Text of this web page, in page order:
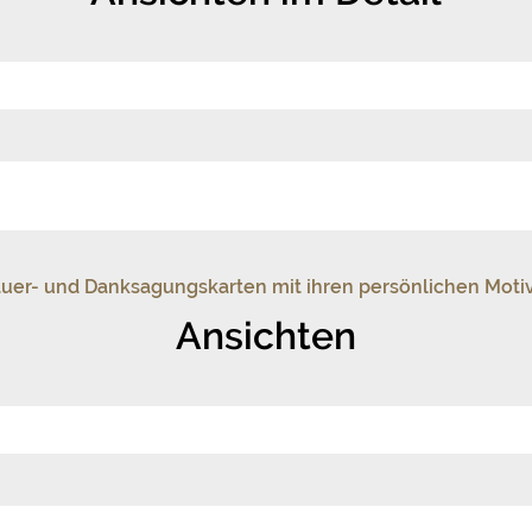
und Danksagungskarten mit ihren persönlichen
Ansichten